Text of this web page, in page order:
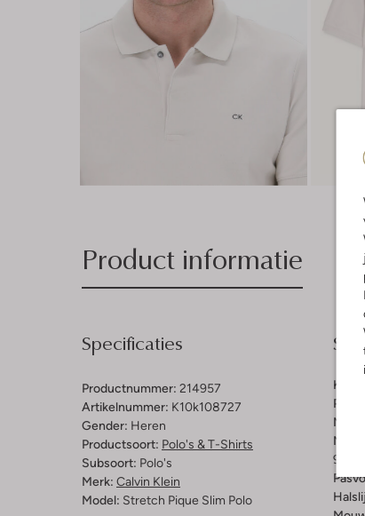
Product informatie
Specificaties
Productnummer: 214957
Artikelnummer: K10k108727
Gender: Heren
Productsoort: Polo's & T-Shirts
Subsoort: Polo's
Merk: Calvin Klein
Model: Stretch Pique Slim Polo
Kleur:
96%